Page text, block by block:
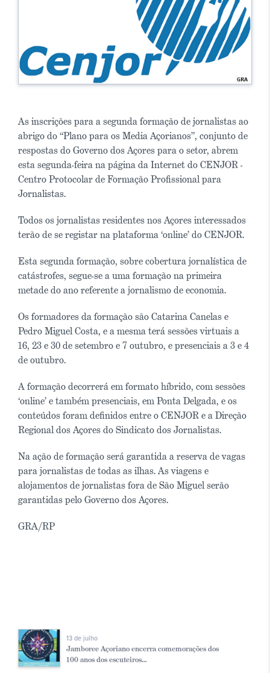
As inscrições para a segunda formação de jornalistas ao
abrigo do “Plano para os Media Açorianos”, conjunto de
respostas do Governo dos Açores para o setor, abrem
esta segunda-feira na página da Internet do CENJOR -
Centro Protocolar de Formação Profissional para
Jornalistas.
Todos os jornalistas residentes nos Açores interessados
terão de se registar na plataforma ‘online’ do CENJOR.
Esta segunda formação, sobre cobertura jornalística de
catástrofes, segue-se a uma formação na primeira
metade do ano referente a jornalismo de economia.
Os formadores da formação são Catarina Canelas e
Pedro Miguel Costa, e a mesma terá sessões virtuais a
16, 23 e 30 de setembro e 7 outubro, e presenciais a 3 e 4
de outubro.
A formação decorrerá em formato híbrido, com sessões
‘online’ e também presenciais, em Ponta Delgada, e os
conteúdos foram definidos entre o CENJOR e a Direção
Regional dos Açores do Sindicato dos Jornalistas.
Na ação de formação será garantida a reserva de vagas
para jornalistas de todas as ilhas. As viagens e
alojamentos de jornalistas fora de São Miguel serão
garantidas pelo Governo dos Açores.
GRA/RP
13 de julho
Jamboree Açoriano encerra comemorações dos
100 anos dos escuteiros...